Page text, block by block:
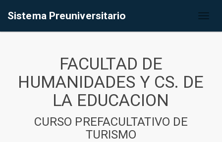
Sistema Preuniversitario
FACULTAD DE
HUMANIDADES Y CS. DE
LA EDUCACION
CURSO PREFACULTATIVO DE
TURISMO